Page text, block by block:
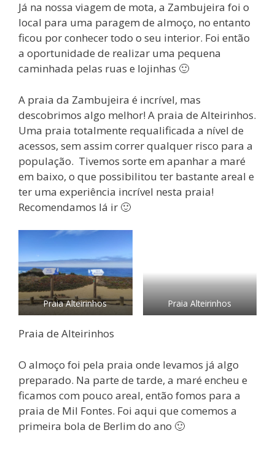
Já na nossa viagem de mota, a Zambujeira foi o
local para uma paragem de almoço, no entanto
ficou por conhecer todo o seu interior. Foi então
a oportunidade de realizar uma pequena
caminhada pelas ruas e lojinhas 🙂
A praia da Zambujeira é incrível, mas
descobrimos algo melhor! A praia de Alteirinhos.
Uma praia totalmente requalificada a nível de
acessos, sem assim correr qualquer risco para a
população. Tivemos sorte em apanhar a maré
em baixo, o que possibilitou ter bastante areal e
ter uma experiência incrível nesta praia!
Recomendamos lá ir 🙂
Praia Alteirinhos Praia Alteirinhos
Praia de Alteirinhos
O almoço foi pela praia onde levamos já algo
preparado. Na parte de tarde, a maré encheu e
ficamos com pouco areal, então fomos para a
praia de Mil Fontes. Foi aqui que comemos a
primeira bola de Berlim do ano 🙂